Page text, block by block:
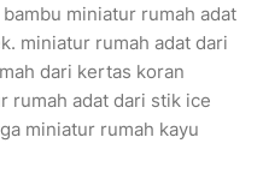
miniatur rumah adat
miniatur rumah adat dari
dari kertas koran
rumah adat dari stik ice
miniatur rumah kayu